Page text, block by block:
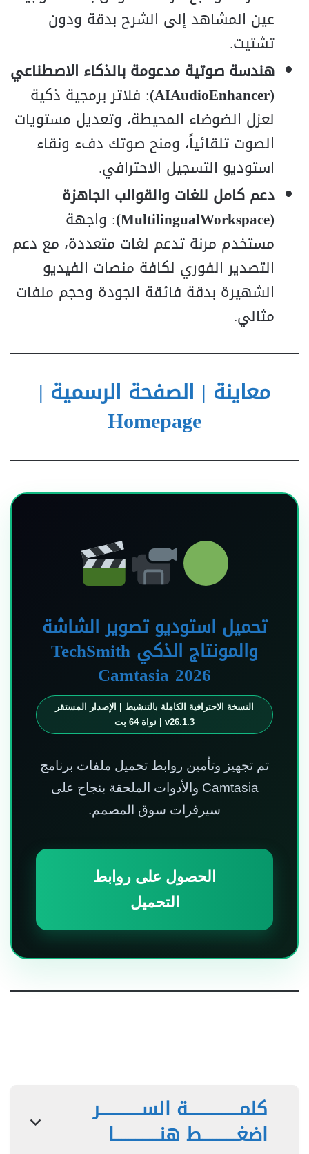
عين المشاهد إلى الشرح بدقة ودون
تشتيت.
هندسة صوتية مدعومة بالذكاء الاصطناعي
(AIAudioEnhancer)
: فلاتر برمجية ذكية
لعزل الضوضاء المحيطة، وتعديل مستويات
الصوت تلقائياً، ومنح صوتك دفء ونقاء
استوديو التسجيل الاحترافي.
دعم كامل للغات والقوالب الجاهزة
(MultilingualWorkspace)
: واجهة
مستخدم مرنة تدعم لغات متعددة، مع دعم
التصدير الفوري لكافة منصات الفيديو
الشهيرة بدقة فائقة الجودة وحجم ملفات
مثالي.
معاينة | الصفحة الرسمية |
Homepage
تحميل استوديو تصوير الشاشة
والمونتاج الذكي TechSmith
Camtasia 2026
النسخة الاحترافية الكاملة بالتنشيط | الإصدار المستقر
v26.1.3 | نواة 64 بت
تم تجهيز وتأمين روابط تحميل ملفات برنامج
Camtasia والأدوات الملحقة بنجاح على
سيرفرات سوق المصمم.
الحصول على روابط
التحميل
كلمـــــــــــــــة الســــــــــــر
اضغــــــــــط هنـــــــــــــا